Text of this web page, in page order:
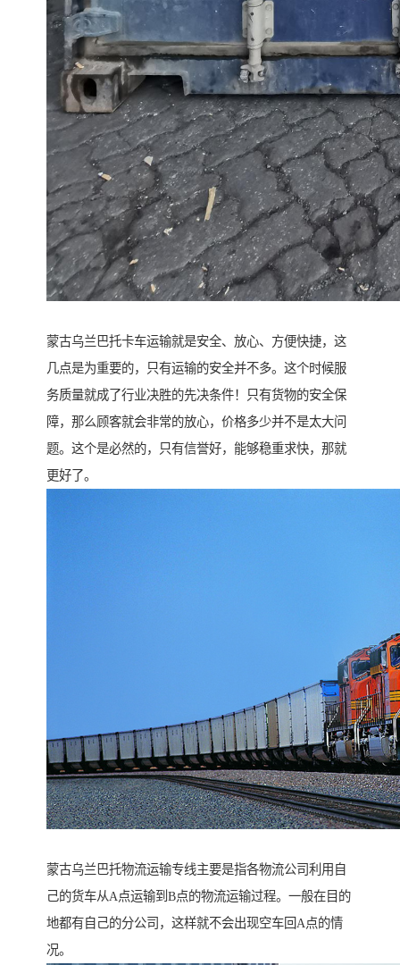
蒙古乌兰巴托卡车运输就是安全、放心、方便快捷，这
几点是为重要的，只有运输的安全并不多。这个时候服
务质量就成了行业决胜的先决条件！只有货物的安全保
障，那么顾客就会非常的放心，价格多少并不是太大问
题。这个是必然的，只有信誉好，能够稳重求快，那就
更好了。
蒙古乌兰巴托物流运输专线主要是指各物流公司利用自
己的货车从A点运输到B点的物流运输过程。一般在目的
地都有自己的分公司，这样就不会出现空车回A点的情
况。